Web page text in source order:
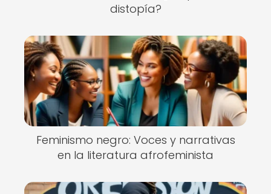
distopía?
Feminismo negro: Voces y narrativas
en la literatura afrofeminista